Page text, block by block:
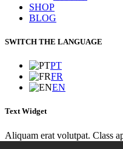
SHOP
BLOG
SWITCH THE LANGUAGE
PT
FR
EN
Text Widget
Aliquam erat volutpat. Class